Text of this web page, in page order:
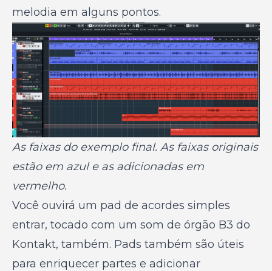
melodia em alguns pontos.
As faixas do exemplo final. As faixas originais
estão em azul e as adicionadas em
vermelho.
Você ouvirá um pad de acordes simples
entrar, tocado com um som de órgão B3 do
Kontakt, também. Pads também são úteis
para enriquecer partes e adicionar